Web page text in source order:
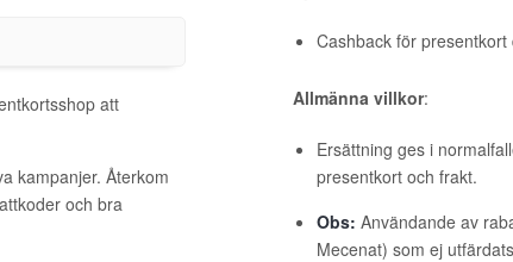
att
kampanjer. Återkom
och bra
Cashback för
Allmänna villkor:
Ersättning ges i
presentkort och frakt.
Obs: Användande av
Mecenat) som ej